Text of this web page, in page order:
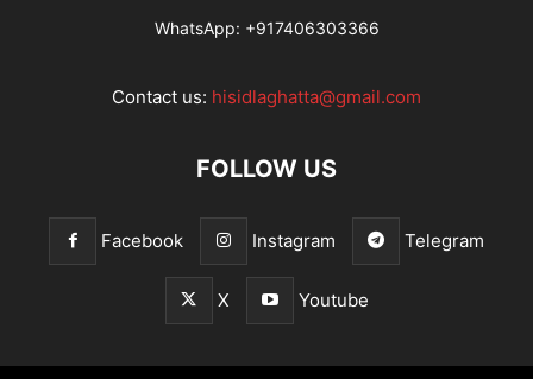
WhatsApp: +917406303366
Contact us: hisidlaghatta@gmail.com
FOLLOW US
Facebook Instagram Telegram
X Youtube